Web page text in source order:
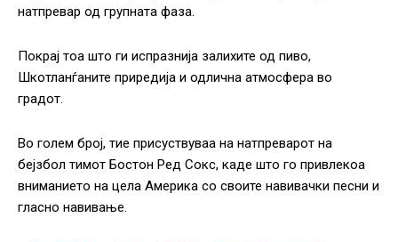
натпревар од групната фаза.
Покрај тоа што ги испразнија залихите од пиво,
Шкотланѓаните приредија и одлична атмосфера во
градот.
Во голем број, тие присуствуваа на натпреварот на
бејзбол тимот Бостон Ред Сокс, каде што го привлекоа
вниманието на цела Америка со своите навивачки песни и
гласно навивање.